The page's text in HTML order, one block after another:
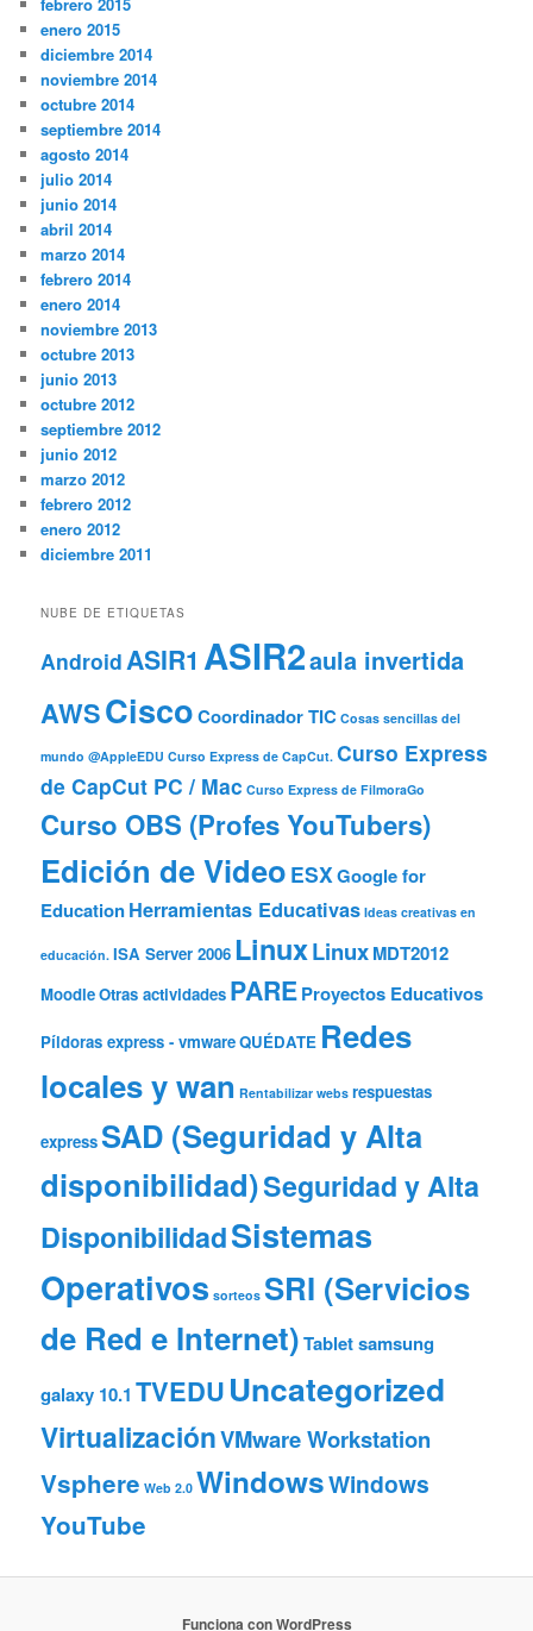
enero 2015
diciembre 2014
noviembre 2014
octubre 2014
septiembre 2014
agosto 2014
julio 2014
junio 2014
abril 2014
marzo 2014
febrero 2014
enero 2014
noviembre 2013
octubre 2013
junio 2013
octubre 2012
septiembre 2012
junio 2012
marzo 2012
febrero 2012
enero 2012
diciembre 2011
NUBE DE ETIQUETAS
AndroidASIR1 ASIR2aula invertida
AWSCiscoCoordinador TIC Cosas sencillas del
mundo @AppleEDU Curso Express de CapCut. Curso Express
de CapCut PC / Mac Curso Express de FilmoraGo
Curso OBS (Profes YouTubers)
Edición de Video ESXGoogle for
EducationHerramientas Educativas Ideas creativas en
educación. ISA Server 2006 LinuxLinuxMDT2012
MoodleOtras actividades PAREProyectos Educativos
Píldoras express - vmwareQUÉDATE Redes
locales y wan Rentabilizar webs respuestas
expressSAD (Seguridad y Alta
disponibilidad)Seguridad y Alta
DisponibilidadSistemas
Operativos sorteos SRI (Servicios
de Red e Internet)Tablet samsung
galaxy 10.1 TVEDUUncategorized
VirtualizaciónVMware Workstation
Vsphere Web 2.0 WindowsWindows
YouTube
Funciona con WordPress